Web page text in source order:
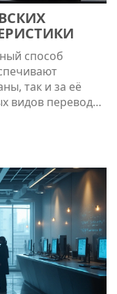
способ
так и за её
видов переводов
и
и